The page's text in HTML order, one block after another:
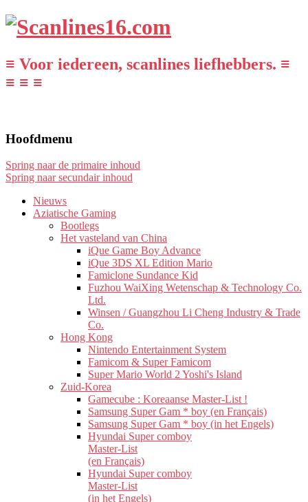
≡ Voor iedereen, scanlines liefhebbers. ≡
≡ ≡ ≡
Hoofdmenu
Spring naar de primaire inhoud
Spring naar secundair inhoud
Nieuws
Aziatische Gaming
Bootlegs
Het vasteland van China
iQue Game Boy Advance
iQue 3DS XL Edition Mario
Famiclone Sundance Kid
Fuzhou WaiXing Wetenschap & Technology Co.
Ltd.
Winsen / Guangzhou Li Cheng Industry & Trade
Co.
Hong Kong
Nintendo Entertainment System
Famicom & Super Famicom
Super Mario World 2 Yoshi's Island
Zuid-Korea
Gamecube : Koreaanse Master-List !
Samsung Super Gam * boy (en Français)
Samsung Super Gam * boy (in het Engels)
Hyundai Super comboy
Master-List
(en Français)
Hyundai Super comboy
Master-List
(in het Engels)